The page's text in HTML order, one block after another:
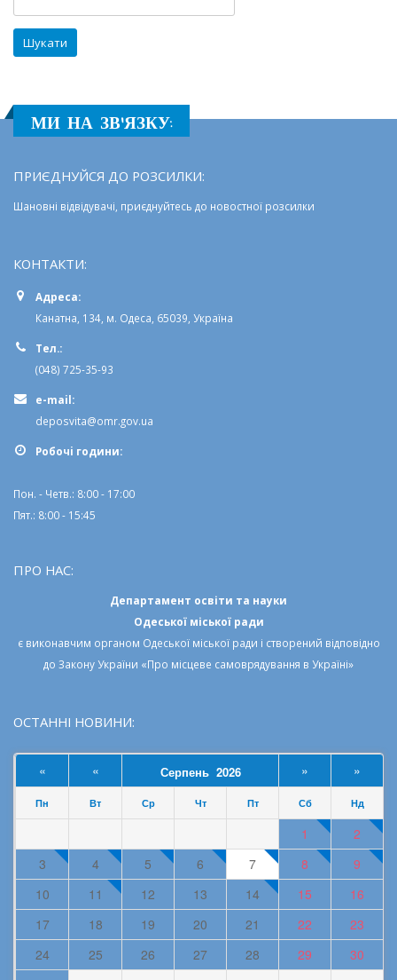
МИ НА ЗВ'ЯЗКУ:
ПРИЄДНУЙСЯ ДО РОЗСИЛКИ:
Шановні відвідувачі, приєднуйтесь до новостної розсилки
КОНТАКТИ:
Адреса:
Канатна, 134, м. Одеса, 65039, Україна
Тел.:
(048) 725-35-93
e-mail:
deposvita@omr.gov.ua
Робочi години:
Пон. - Четв.: 8:00 - 17:00
Пят.: 8:00 - 15:45
ПРО НАС:
Департамент освіти та науки
Одеської міської ради
є виконавчим органом Одеської міської ради і створений відповідно
до Закону України «Про місцеве самоврядування в Україні»
ОСТАННІ НОВИНИ:
« « Серпень 2026 » »
Пн Вт Ср Чт Пт Сб Нд
1
2
3
4 5 6 7 8
9
10
11 12 13 14 15
16
17
18 19 20 21 22
23
24
25 26 27 28 29
30